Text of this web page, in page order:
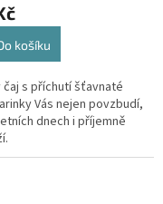
košíku
čaj s příchutí šťavnaté
Vás nejen povzbudí,
dnech i příjemně